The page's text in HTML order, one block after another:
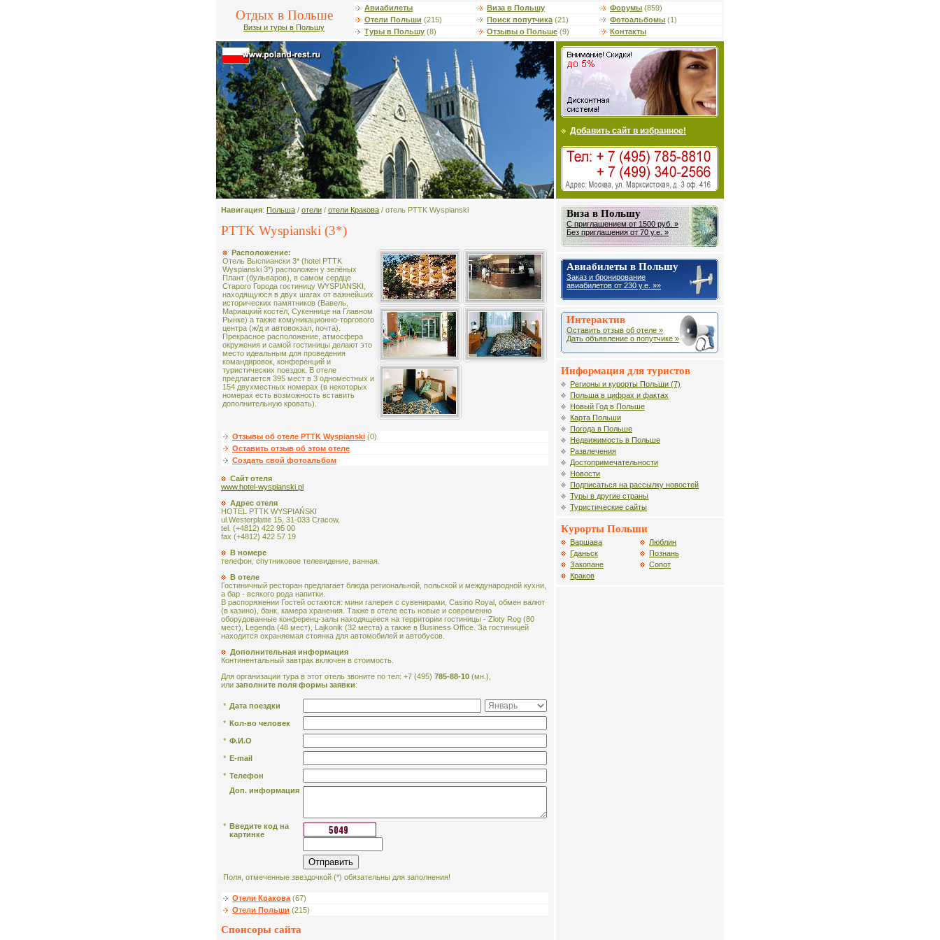
Отдых в Польше
Визы и туры в Польшу
Авиабилеты Виза в Польшу Форумы (859)
Отели Польши (215) Поиск попутчика (21) Фотоальбомы (1)
Туры в Польшу (8) Отзывы о Польше (9) Контакты
Добавить сайт в избранное!
Навигация: Польша / отели / отели Кракова / отель PTTK Wyspianski
PTTK Wyspianski (3*)
Расположение:
Отель Выспиански 3* (hotel PTTK
Wyspianski 3*) расположен у зелёных
Плант (бульваров), в самом сердце
Старого Города гостиницу WYSPIANSKI,
находящуюся в двух шагах от важнейших
исторических памятников (Вавель,
Мариацкий костёл, Сукеннице на Главном
Рынке) а также комуникационно-торгового
центра (ж/д и автовокзал, почта).
Прекрасное расположение, атмосфера
окружения и самой гостиницы делают это
место идеальным для проведения
командировок, конференций и
туристических поездок. В отеле
предлагается 395 мест в 3 одноместных и
154 двухместных номерах (в некоторых
номерах есть возможность вставить
дополнительную кровать).
Отзывы об отеле PTTK Wyspianski (0)
Оставить отзыв об этом отеле
Создать свой фотоальбом
Сайт отеля
www.hotel-wyspianski.pl
Адрес отеля
HOTEL PTTK WYSPIAŃSKI
ul.Westerplatte 15, 31-033 Cracow,
tel. (+4812) 422 95 00
fax (+4812) 422 57 19
В номере
телефон, спутниковое телевидение, ванная.
В отеле
Гостиничный ресторан предлагает блюда региональной, польской и международной кухни,
а бар - всякого рода напитки.
В распоряжении Гостей остаются: мини галерея с сувенирами, Casino Royal, обмен валют
(в казино), банк, камера хранения. Также в отеле есть новые и современно
оборудованные конференц-залы находящееся на территории гостиницы - Zloty Rog (80
мест), Legenda (48 мест), Lajkonik (32 места) а также в Business Office. За гостиницей
находится охраняемая стоянка для автомобилей и автобусов.
Дополнительная информация
Континентальный завтрак включен в стоимость.
Для организации тура в этот отель звоните по тел: +7 (495) 785-88-10 (мн.),
или заполните поля формы заявки:
* Дата поездки
* Кол-во человек
* Ф.И.О
* E-mail
* Телефон
Доп. информация
* Введите код на
картинке
Поля, отмеченные звездочкой (*) обязательны для заполнения!
Отели Кракова(67)
Отели Польши (215)
Спонсоры сайта
Виза в Польшу
С приглашением от 1500 руб. »
Без приглашения от 70 у.е. »
Авиабилеты в Польшу
Заказ и бронирование
авиабилетов от 230 у.е. »»
Интерактив
Оставить отзыв об отеле »
Дать объявление о попутчике »
Информация для туристов
Регионы и курорты Польши (7)
Польша в цифрах и фактах
Новый Год в Польше
Карта Польши
Погода в Польше
Недвижимость в Польше
Развлечения
Достопримечательности
Новости
Подписаться на рассылку новостей
Туры в другие страны
Туристические сайты
Курорты Польши
Варшава
Гданьск
Закопане
Краков
Люблин
Познань
Сопот